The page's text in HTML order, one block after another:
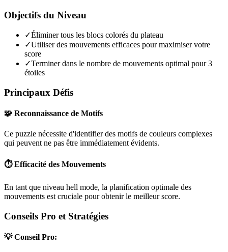
Objectifs du Niveau
✓Éliminer tous les blocs colorés du plateau
✓Utiliser des mouvements efficaces pour maximiser votre
score
✓Terminer dans le nombre de mouvements optimal pour 3
étoiles
Principaux Défis
🧩 Reconnaissance de Motifs
Ce puzzle nécessite d'identifier des motifs de couleurs complexes
qui peuvent ne pas être immédiatement évidents.
⏱️ Efficacité des Mouvements
En tant que niveau hell mode, la planification optimale des
mouvements est cruciale pour obtenir le meilleur score.
Conseils Pro et Stratégies
💡 Conseil Pro: